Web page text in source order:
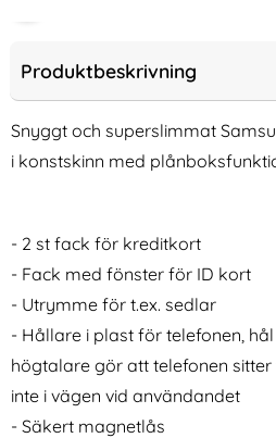
I Äkta Läder - Röd (Röd)
Tech-Protect Galaxy A36 /
A56 5G 3-PACK
Skärmskydd/Linsskydd
Art. nr 238600
rea pris
94 krtidigare pris
94 kr
Tillgänglighet:
I lager
Köp
Galaxy A36 / A56 5G 3-
Produktbeskrivning
Snyggt och superslimmat
i konstskinn med
- 2 st fack för kreditkort
- Fack med fönster för ID kort
- Utrymme för t.ex. sedlar
- Hållare i plast för telefonen,
högtalare gör att telefonen
inte i vägen vid användandet
- Säkert magnetlås